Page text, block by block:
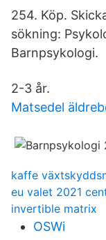
254. Köp.
sökning:
Barnpsykologi.
2-3 år.
Matsedel
kaffe
eu valet 2021
invertible matrix
OSWi